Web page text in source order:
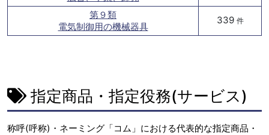
第９類
電気制御用の機械器具
339 件
指定商品・指定役務(サービス)
称呼(呼称)・ネーミング「コム」における代表的な指定商品・